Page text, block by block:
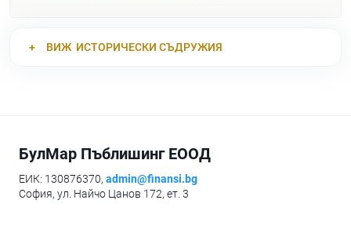
ВИЖ ИСТОРИЧЕСКИ СЪДРУЖИЯ
БулМар Пъблишинг ЕООД
ЕИК: 130876370, admin@finansi.bg
София, ул. Найчо Цанов 172, ет. 3